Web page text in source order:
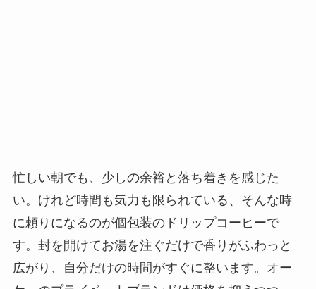
忙しい朝でも、少しの余裕と落ち着きを感じた
い。けれど時間も気力も限られている、そんな時
に頼りになるのが個包装のドリップコーヒーで
す。封を開けてお湯を注ぐだけで香りがふわっと
広がり、自分だけの時間がすぐに整います。オー